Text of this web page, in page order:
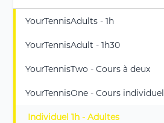
YourTennisAdults - 1h
YourTennisAdult - 1h30
YourTennisTwo - Cours à deux
YourTennisOne - Cours individuel
Individuel 1h - Adultes